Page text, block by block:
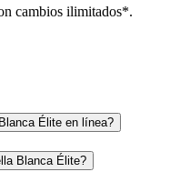
cambios ilimitados*.
Élite en línea?
Blanca Élite?